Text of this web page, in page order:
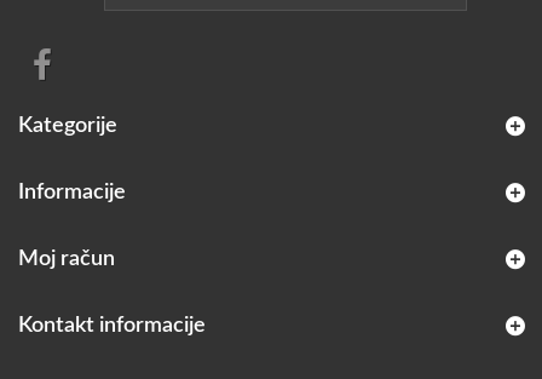
Kategorije
Informacije
Moj račun
Kontakt informacije